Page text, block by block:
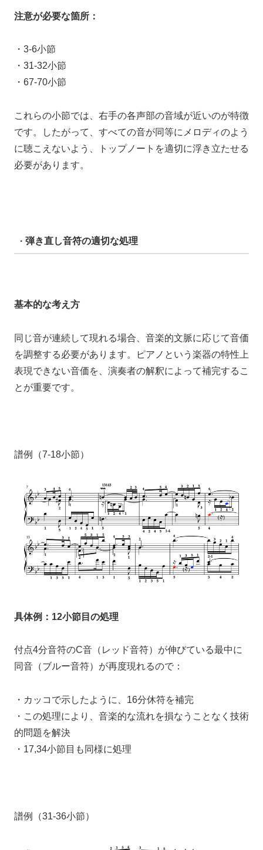
注意が必要な箇所：
・3-6小節
・31-32小節
・67-70小節
これらの小節では、右手の各声部の音域が近いのが特徴
です。したがって、すべての音が同等にメロディのよう
に聴こえないよう、トップノートを適切に浮き立たせる
必要があります。
· 弾き直し音符の適切な処理
基本的な考え方
同じ音が連続して現れる場合、音楽的文脈に応じて音価
を調整する必要があります。ピアノという楽器の特性上
表現できない音価を、演奏者の解釈によって補完するこ
とが重要です。
譜例（7-18小節）
具体例：12小節目の処理
付点4分音符のC音（レッド音符）が伸びている最中に
同音（ブルー音符）が再度現れるので：
・カッコで示したように、16分休符を補完
・この処理により、音楽的な流れを損なうことなく技術
的問題を解決
・17,34小節目も同様に処理
譜例（31-36小節）